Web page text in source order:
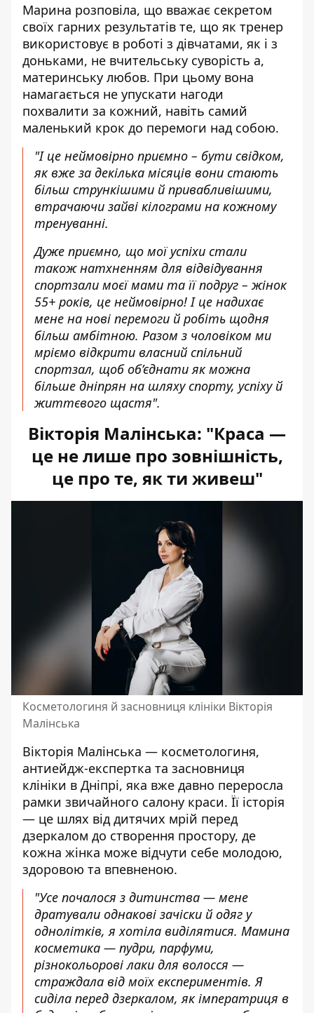
Марина розповіла, що вважає секретом
своїх гарних результатів те, що як тренер
використовує в роботі з дівчатами, як і з
доньками, не вчительську суворість а,
материнську любов. При цьому вона
намагається не упускати нагоди
похвалити за кожний, навіть самий
маленький крок до перемоги над собою.
"І це неймовірно приємно – бути свідком,
як вже за декілька місяців вони стають
більш стрункішими й привабливішими,
втрачаючи зайві кілограми на кожному
тренуванні.
Дуже приємно, що мої успіхи стали
також натхненням для відвідування
спортзали моєї мами та її подруг – жінок
55+ років, це неймовірно! І це надихає
мене на нові перемоги й робіть щодня
більш амбітною. Разом з чоловіком ми
мріємо відкрити власний спільний
спортзал, щоб об’єднати як можна
більше дніпрян на шляху спорту, успіху й
життєвого щастя".
Вікторія Малінська: "Краса —
це не лише про зовнішність,
це про те, як ти живеш"
Косметологиня й засновниця клініки Вікторія
Малінська
Вікторія Малінська — косметологиня,
антиейдж-експертка та засновниця
клініки в Дніпрі, яка вже давно переросла
рамки звичайного салону краси. Її історія
— це шлях від дитячих мрій перед
дзеркалом до створення простору, де
кожна жінка може відчути себе молодою,
здоровою та впевненою.
"Усе почалося з дитинства — мене
дратували однакові зачіски й одяг у
однолітків, я хотіла виділятися. Мамина
косметика — пудри, парфуми,
різнокольорові лаки для волосся —
страждала від моїх експериментів. Я
сиділа перед дзеркалом, як імператриця в